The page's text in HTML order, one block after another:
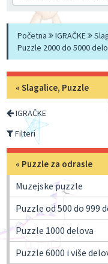
Početna IGRAČKE
Puzzle 2000 do 5000
«Slagalice, Puzzle
IGRAČKE
Filteri
« Puzzle za odrasle
Muzejske puzzle
Puzzle od 500 do 999
Puzzle 1000 delova
Puzzle 6000 i više